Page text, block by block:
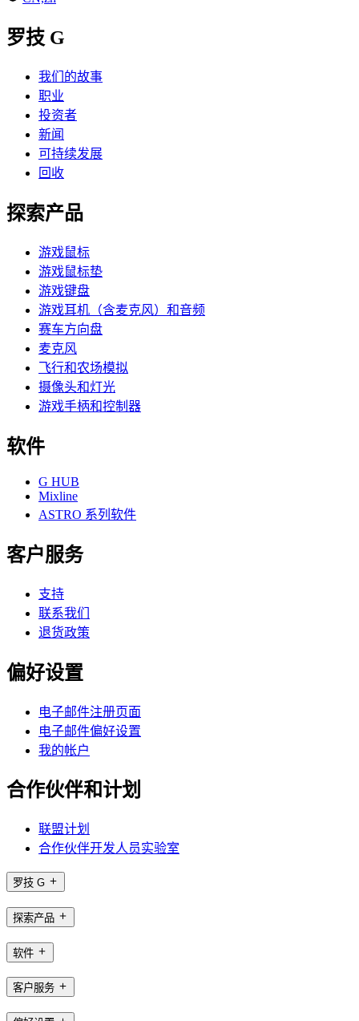
罗技 G
我们的故事
职业
投资者
新闻
可持续发展
回收
探索产品
游戏鼠标
游戏鼠标垫
游戏键盘
游戏耳机（含麦克风）和音频
赛车方向盘
麦克风
飞行和农场模拟
摄像头和灯光
游戏手柄和控制器
软件
G HUB
Mixline
ASTRO 系列软件
客户服务
支持
联系我们
退货政策
偏好设置
电子邮件注册页面
电子邮件偏好设置
我的帐户
合作伙伴和计划
联盟计划
合作伙伴开发人员实验室
罗技 G
探索产品
软件
客户服务